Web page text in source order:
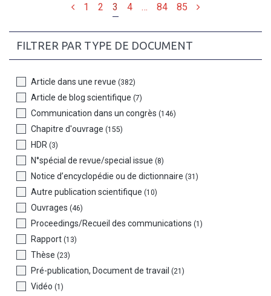
Précédent
1 2 3 4 … 84 85 Suivant
FILTRER PAR TYPE DE DOCUMENT
Article dans une revue (382)
Article de blog scientifique (7)
Communication dans un congrès (146)
Chapitre d'ouvrage (155)
HDR (3)
N°spécial de revue/special issue (8)
Notice d’encyclopédie ou de dictionnaire (31)
Autre publication scientifique (10)
Ouvrages (46)
Proceedings/Recueil des communications (1)
Rapport (13)
Thèse (23)
Pré-publication, Document de travail (21)
Vidéo (1)